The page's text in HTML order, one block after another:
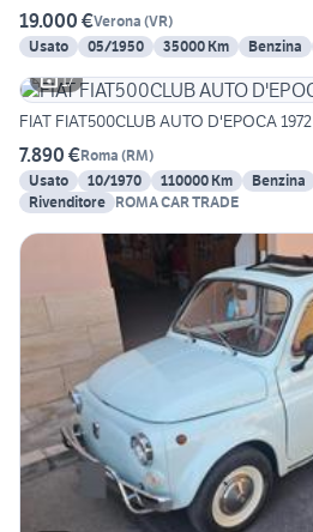
19.000 €Verona (VR)
Usato
05/1950 35000 Km Benzina
17
FIAT FIAT500CLUB AUTO D'EPOCA 1972
7.890 €Roma (RM)
Usato
10/1970 110000 Km Benzina
Rivenditore ROMA CAR TRADE